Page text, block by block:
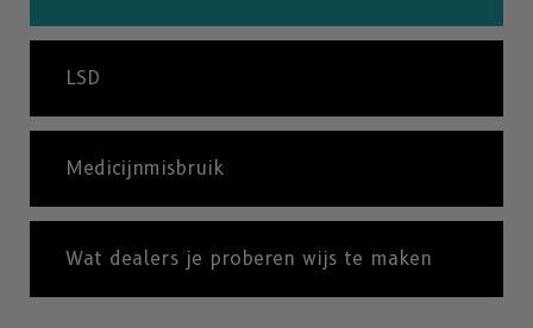
LSD
Medicijnmisbruik
Wat dealers je proberen wijs te maken